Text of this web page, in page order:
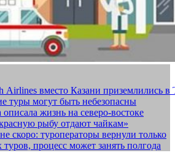
Airlines вместо Казани приземлились в
туры могут быть небезопасны
жизнь на северо-востоке
рыбу отдают чайкам»
скоро: туроператоры вернули только
процесс может занять полгода